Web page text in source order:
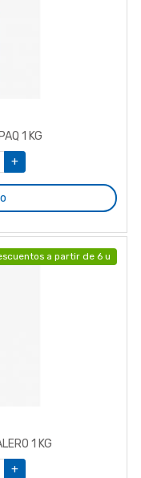
1 KG
+
a partir de 6 u
1 KG
+